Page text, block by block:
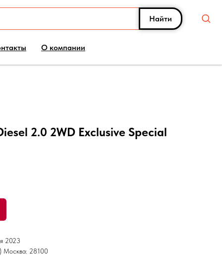
Найти
О компании
2.0 2WD Exclusive Special
2023
Москва: 28100